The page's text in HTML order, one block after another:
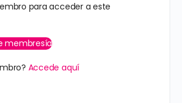
para acceder a este
membresía
Accede aquí